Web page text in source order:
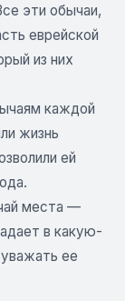
эти обычаи,
еврейской
из них
каждой
жизнь
ей
места —
в какую-
ее